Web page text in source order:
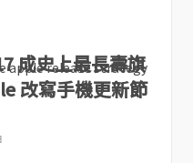
成史上最長壽旗
改寫手機更新節